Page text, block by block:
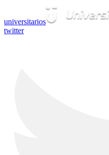
universitarios
twitter